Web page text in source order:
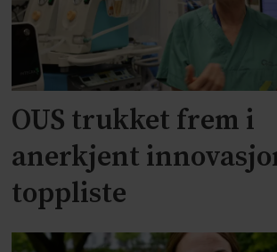
OUS trukket frem i
anerkjent
toppliste